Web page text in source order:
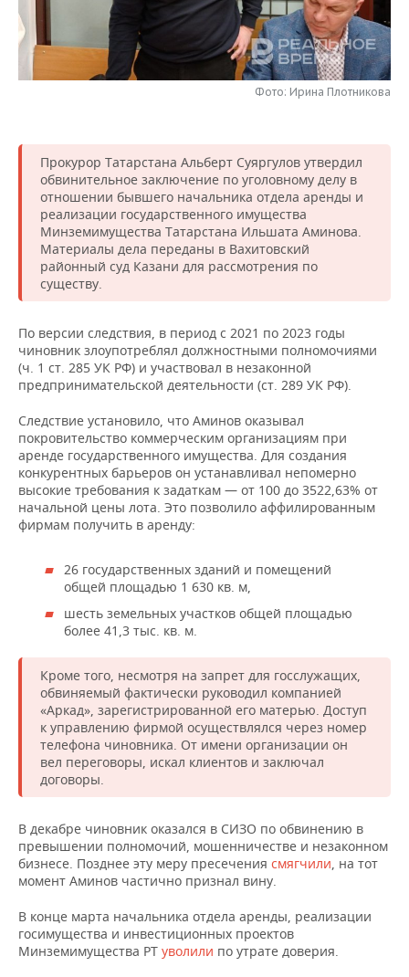
НЕФТЕХИМИЯ
НЕФТЬ
РОЗНИЧНАЯ ТОРГОВЛЯ
ТРАНСПОРТ
НОВОСТИ ТЕХНОЛОГИЙ
IT
ТЕЛЕКОММУНИКАЦИИ
МЕРОПРИЯТИЯ
НОВОСТИ МЕРОПРИЯТИЙ
БИЗНЕС-БРАНЧИ
ONLINE-КОНФЕРЕНЦИИ
ОТКРЫТАЯ ЛЕКЦИЯ
СПОРТ
ФУТБОЛ
ХОККЕЙ
БАСКЕТБОЛ
ВОЛЕЙБОЛ
КИБЕРСПОРТ
ФИГУРНОЕ КАТАНИЕ
ВОДНЫЕ ВИДЫ СПОРТА
ХОККЕЙ С МЯЧОМ
НОВОСТИ ОБЩЕСТВА
ВЛАСТЬ
ИНФРАСТРУКТУРА
ИСТОРИЯ
КУЛЬТУРА
МЕДИЦИНА
ОБРАЗОВАНИЕ
ПРОИСШЕСТВИЯ
ФОТОГАЛЕРЕЯ
СЮЖЕТЫ
СПРАВОЧНИК
СПИСОК ПЕРСОН
СПИСОК КОМПАНИЙ
ПОЛНАЯ ВЕРСИЯ
Фото: Ирина Плотникова
Прокурор Татарстана Альберт Суяргулов утвердил
обвинительное заключение по уголовному делу в
отношении бывшего начальника отдела аренды и
реализации государственного имущества
Минземимущества Татарстана Ильшата Аминова.
Материалы дела переданы в Вахитовский
районный суд Казани для рассмотрения по
существу.
По версии следствия, в период с 2021 по 2023 годы
чиновник злоупотреблял должностными полномочиями
(ч. 1 ст. 285 УК РФ) и участвовал в незаконной
предпринимательской деятельности (ст. 289 УК РФ).
Следствие установило, что Аминов оказывал
покровительство коммерческим организациям при
аренде государственного имущества. Для создания
конкурентных барьеров он устанавливал непомерно
высокие требования к задаткам — от 100 до 3522,63% от
начальной цены лота. Это позволило аффилированным
фирмам получить в аренду:
26 государственных зданий и помещений
общей площадью 1 630 кв. м,
шесть земельных участков общей площадью
более 41,3 тыс. кв. м.
Кроме того, несмотря на запрет для госслужащих,
обвиняемый фактически руководил компанией
«Аркад», зарегистрированной его матерью. Доступ
к управлению фирмой осуществлялся через номер
телефона чиновника. От имени организации он
вел переговоры, искал клиентов и заключал
договоры.
В декабре чиновник оказался в СИЗО по обвинению в
превышении полномочий, мошенничестве и незаконном
бизнесе. Позднее эту меру пресечения смягчили, на тот
момент Аминов частично признал вину.
В конце марта начальника отдела аренды, реализации
госимущества и инвестиционных проектов
Минземимущества РТ уволили по утрате доверия.